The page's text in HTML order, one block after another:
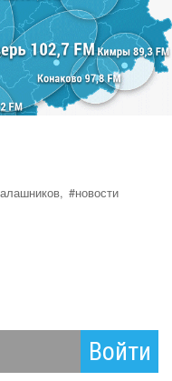
#новости
Войти